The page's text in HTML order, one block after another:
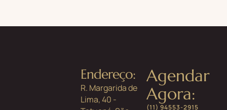
Endereço:
R. Margarida de
Lima, 40 -
Agendar
Agora:
(11) 94553-2915